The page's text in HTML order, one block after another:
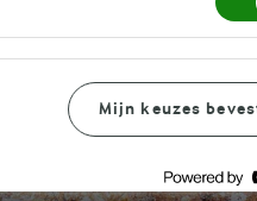
Mijn keuzes